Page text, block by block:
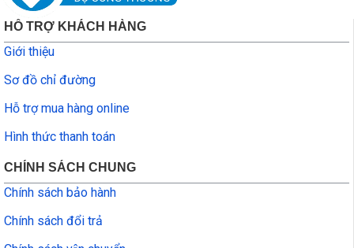
HỖ TRỢ KHÁCH HÀNG
Giới thiệu
Sơ đồ chỉ đường
Hỗ trợ mua hàng online
Hình thức thanh toán
CHÍNH SÁCH CHUNG
Chính sách bảo hành
Chính sách đổi trả